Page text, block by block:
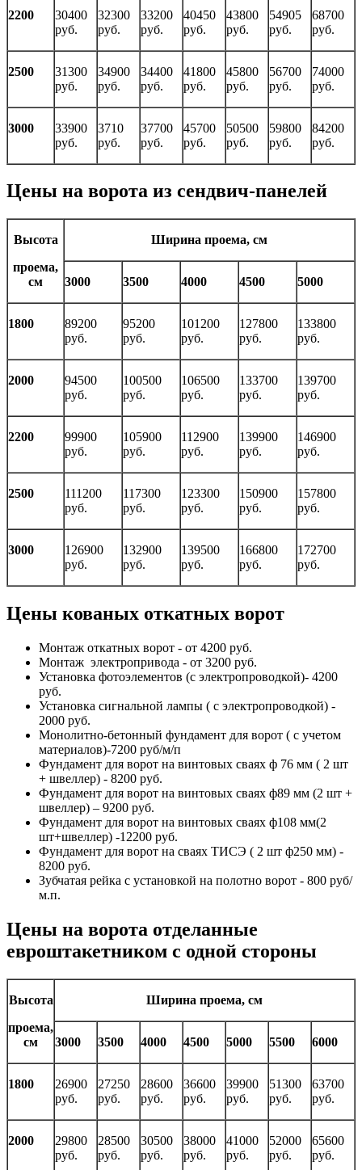
2200
30400
руб.
32300
руб.
33200
руб.
40450
руб.
43800
руб.
54905
руб.
68700
руб.
2500
31300
руб.
34900
руб.
34400
руб.
41800
руб.
45800
руб.
56700
руб.
74000
руб.
3000
33900
руб.
3710
руб.
37700
руб.
45700
руб.
50500
руб.
59800
руб.
84200
руб.
Цены на ворота из сендвич-панелей
Высота
проема,
см
Ширина проема, см
3000 3500 4000 4500 5000
1800
89200
руб.
95200
руб.
101200
руб.
127800
руб.
133800
руб.
2000
94500
руб.
100500
руб.
106500
руб.
133700
руб.
139700
руб.
2200
99900
руб.
105900
руб.
112900
руб.
139900
руб.
146900
руб.
2500
111200
руб.
117300
руб.
123300
руб.
150900
руб.
157800
руб.
3000
126900
руб.
132900
руб.
139500
руб.
166800
руб.
172700
руб.
Цены кованых откатных ворот
Монтаж откатных ворот - от 4200 руб.
Монтаж электропривода - от 3200 руб.
Установка фотоэлементов (с электропроводкой)- 4200
руб.
Установка сигнальной лампы ( с электропроводкой) -
2000 руб.
Монолитно-бетонный фундамент для ворот ( с учетом
материалов)-7200 руб/м/п
Фундамент для ворот на винтовых сваях ф 76 мм ( 2 шт
+ швеллер) - 8200 руб.
Фундамент для ворот на винтовых сваях ф89 мм (2 шт +
швеллер) – 9200 руб.
Фундамент для ворот на винтовых сваях ф108 мм(2
шт+швеллер) -12200 руб.
Фундамент для ворот на сваях ТИСЭ ( 2 шт ф250 мм) -
8200 руб.
Зубчатая рейка с установкой на полотно ворот - 800 руб/
м.п.
Цены на ворота отделанные
евроштакетником с одной стороны
Высота
проема,
см
Ширина проема, см
3000 3500 4000 4500 5000 5500 6000
1800
26900
руб.
27250
руб.
28600
руб.
36600
руб.
39900
руб.
51300
руб.
63700
руб.
2000
29800
руб.
28500
руб.
30500
руб.
38000
руб.
41000
руб.
52000
руб.
65600
руб.